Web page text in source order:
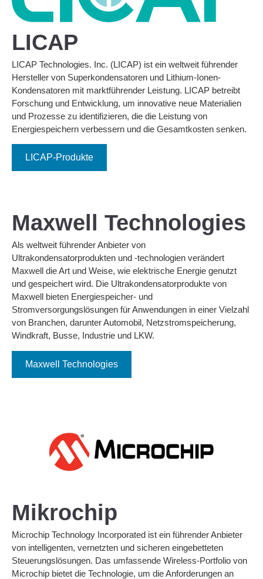
LICAP
LICAP Technologies. Inc. (LICAP) ist ein weltweit führender
Hersteller von Superkondensatoren und Lithium-Ionen-
Kondensatoren mit marktführender Leistung. LICAP betreibt
Forschung und Entwicklung, um innovative neue Materialien
und Prozesse zu identifizieren, die die Leistung von
Energiespeichern verbessern und die Gesamtkosten senken.
LICAP-Produkte
Maxwell Technologies
Als weltweit führender Anbieter von
Ultrakondensatorprodukten und -technologien verändert
Maxwell die Art und Weise, wie elektrische Energie genutzt
und gespeichert wird. Die Ultrakondensatorprodukte von
Maxwell bieten Energiespeicher- und
Stromversorgungslösungen für Anwendungen in einer Vielzahl
von Branchen, darunter Automobil, Netzstromspeicherung,
Windkraft, Busse, Industrie und LKW.
Maxwell Technologies
Mikrochip
Microchip Technology Incorporated ist ein führender Anbieter
von intelligenten, vernetzten und sicheren eingebetteten
Steuerungslösungen. Das umfassende Wireless-Portfolio von
Microchip bietet die Technologie, um die Anforderungen an